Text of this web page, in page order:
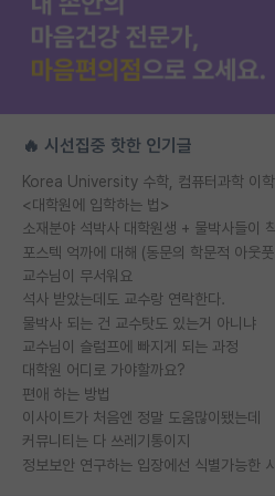
🔥 시선집중 핫한 인기글
<대학원에 입학하는 법>
소재분야 석박사 대학원생 + 물박사들이
교수님이 무서워요
석사 받았는데도 교수랑 연락한다.
물박사 되는 건 교수탓도 있는거 아니냐
교수님이 슬럼프에 빠지게 되는 과정
대학원 어디로 가야할까요?
편애 하는 방법
이사이트가 처음엔 정말 도움많이됐는데
커뮤니티는 다 쓰레기통이지